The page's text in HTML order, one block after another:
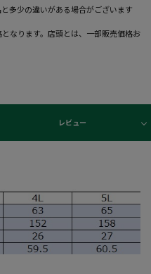
多少の違いがある場合がございます
なります。店頭とは、一部販売価格お
レビュー